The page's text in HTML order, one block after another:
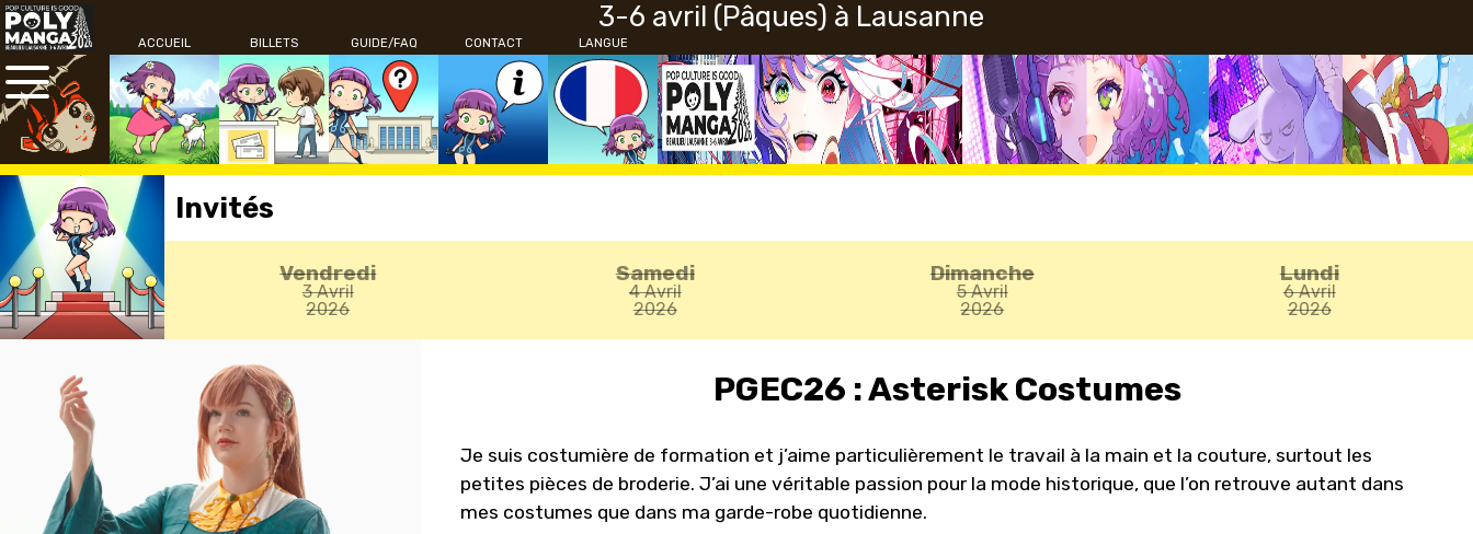
3-6 avril (Pâques) à Lausanne
LANGUE
ACCUEIL BILLETS GUIDE/FAQ CONTACT
Invités
Vendredi
3 Avril
2026
Samedi
4 Avril
2026
Dimanche
5 Avril
2026
Lundi
6 Avril
2026
PGEC26 : Asterisk Costumes
Je suis costumière de formation et j’aime particulièrement le travail à la main et la couture, surtout les
petites pièces de broderie. J’ai une véritable passion pour la mode historique, que l’on retrouve autant dans
mes costumes que dans ma garde-robe quotidienne.